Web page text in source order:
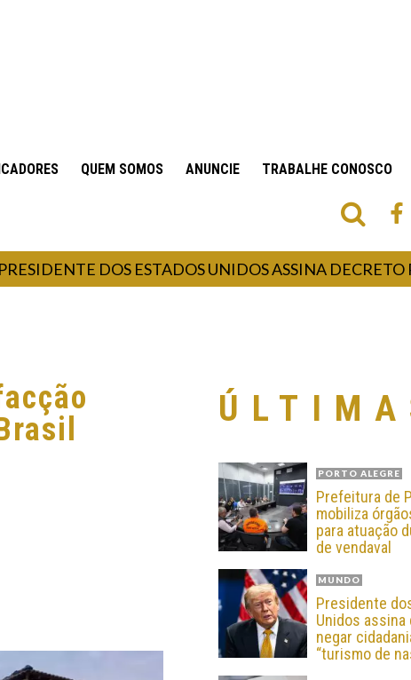
QUEM SOMOS ANUNCIE TRABALHE CONOSCO
DOS ESTADOS UNIDOS ASSINA DECRETO
PORTO ALEGRE
Prefeitura de
mobiliza
para atuação
de vendaval
MUNDO
Presidente
Unidos
negar
“turismo de